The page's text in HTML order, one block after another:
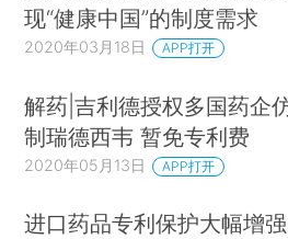
现“健康中国”的制度需求
2020年03月18日 APP打开
解药|吉利德授权多国药企
制瑞德西韦 暂免专利费
2020年05月13日 APP打开
进口药品专利保护大幅增强